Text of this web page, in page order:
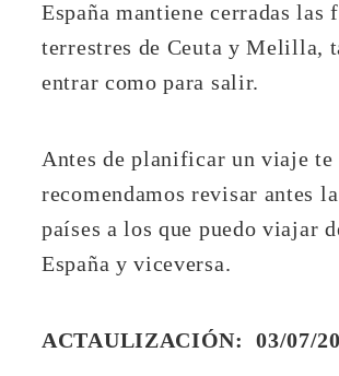
España mantiene cerradas las
terrestres de Ceuta y Melilla,
entrar como para salir.
Antes de planificar un viaje te
recomendamos revisar antes
países a los que puedo viajar
España y viceversa.
ACTAULIZACIÓN: 03/07/